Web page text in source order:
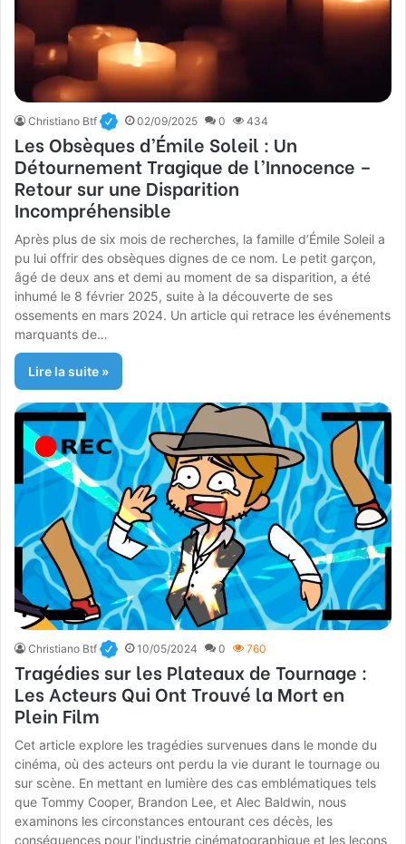
Christiano Btf 02/09/2025 0 434
Les Obsèques d’Émile Soleil : Un
Détournement Tragique de l’Innocence –
Retour sur une Disparition
Incompréhensible
Après plus de six mois de recherches, la famille d’Émile Soleil a
pu lui offrir des obsèques dignes de ce nom. Le petit garçon,
âgé de deux ans et demi au moment de sa disparition, a été
inhumé le 8 février 2025, suite à la découverte de ses
ossements en mars 2024. Un article qui retrace les événements
marquants de…
Lire la suite »
Christiano Btf 10/05/2024 0 760
Tragédies sur les Plateaux de Tournage :
Les Acteurs Qui Ont Trouvé la Mort en
Plein Film
Cet article explore les tragédies survenues dans le monde du
cinéma, où des acteurs ont perdu la vie durant le tournage ou
sur scène. En mettant en lumière des cas emblématiques tels
que Tommy Cooper, Brandon Lee, et Alec Baldwin, nous
examinons les circonstances entourant ces décès, les
conséquences pour l'industrie cinématographique et les leçons